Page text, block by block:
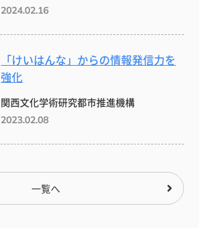
2024.02.16
「けいはんな」からの情報発信力を
強化
関西文化学術研究都市推進機構
2023.02.08
一覧へ